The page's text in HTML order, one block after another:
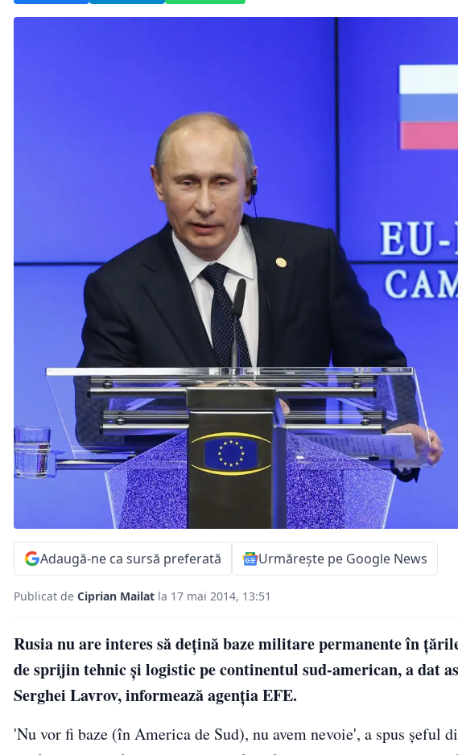
Adaugă-ne ca sursă preferată Urmărește pe Google News
Publicat de Ciprian Mailat la 17 mai 2014, 13:51
Rusia nu are interes să deţină baze militare permanente în
de sprijin tehnic şi logistic pe continentul sud-american, a dat
Serghei Lavrov, informează agenţia EFE.
'Nu vor fi baze (în America de Sud), nu avem nevoie', a spus